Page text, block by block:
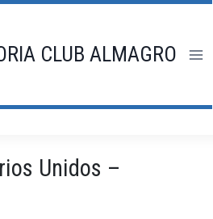
CLUB ALMAGRO
Unidos –